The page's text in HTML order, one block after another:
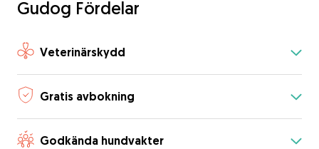
Gudog Fördelar
Veterinärskydd
Gratis avbokning
Godkända hundvakter